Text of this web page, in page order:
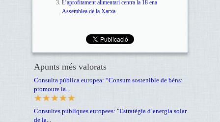
L’aprofitament alimentari centra la 18 ena
Assemblea de la Xarxa
Apunts més valorats
Consulta pública europea: “Consum sostenible de béns:
promoure la...
Consultes públiques europees: "Estratègia d’energia solar
de la...